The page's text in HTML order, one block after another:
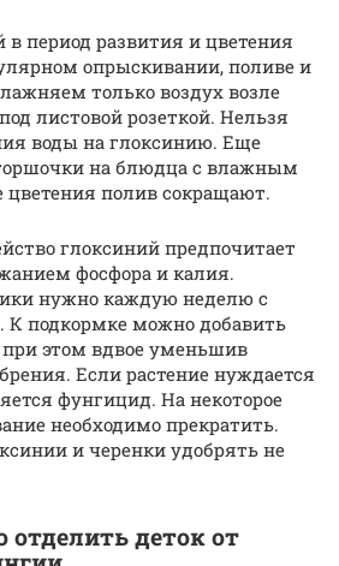
в период развития и цветения
опрыскивании, поливе и
только воздух возле
листовой розеткой. Нельзя
воды на глоксинию. Еще
на блюдца с влажным
полив сокращают.
глоксиний предпочитает
фосфора и калия.
нужно каждую неделю с
К подкормке можно добавить
при этом вдвое уменьшив
Если растение нуждается
фунгицид. На некоторое
необходимо прекратить.
и черенки удобрять не
отделить деток от